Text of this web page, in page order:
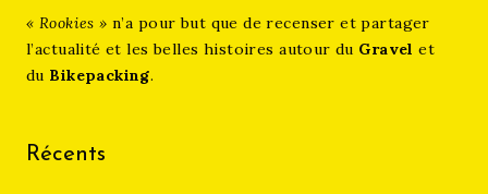
« Rookies »n’a pour but que de recenser et partager
l’actualité et les belles histoires autour du Gravel et
du Bikepacking.
Récents